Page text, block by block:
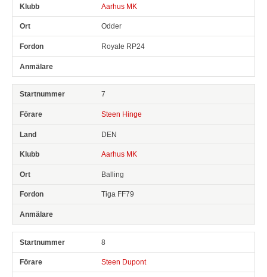
Aarhus MK
Odder
Royale RP24
7
Steen Hinge
DEN
Aarhus MK
Balling
Tiga FF79
8
Steen Dupont